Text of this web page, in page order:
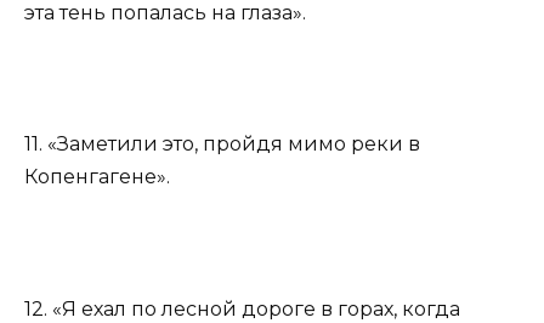
эта тень попалась на глаза».
11. «Заметили это, пройдя мимо реки в
Копенгагене».
12. «Я ехал по лесной дороге в горах, когда